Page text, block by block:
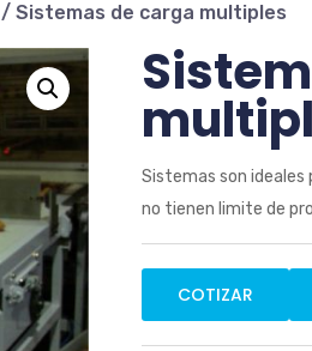
/ Sistemas de carga multiples
Sistemas son ideales
no tienen limite de
COTIZAR